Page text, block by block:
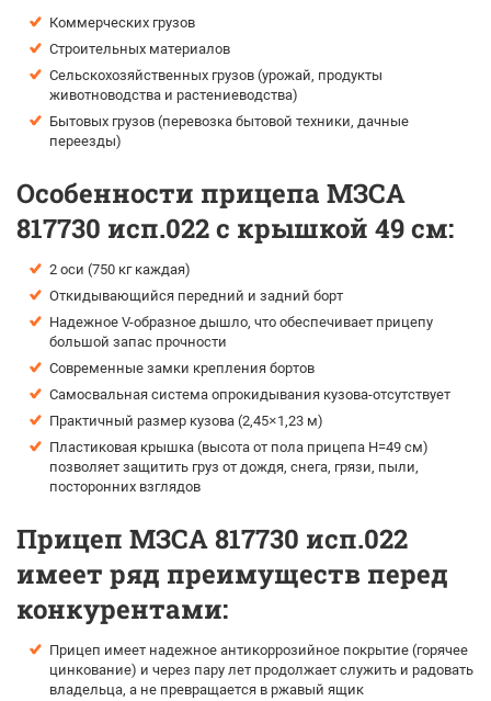
Коммерческих грузов
Строительных материалов
Сельскохозяйственных грузов (урожай, продукты
животноводства и растениеводства)
Бытовых грузов (перевозка бытовой техники, дачные
переезды)
Особенности прицепа МЗСА
817730 исп.022 с крышкой 49 см:
2 оси (750 кг каждая)
Откидывающийся передний и задний борт
Надежное V-образное дышло, что обеспечивает прицепу
большой запас прочности
Современные замки крепления бортов
Самосвальная система опрокидывания кузова-отсутствует
Практичный размер кузова (2,45×1,23 м)
Пластиковая крышка (высота от пола прицепа H=49 см)
позволяет защитить груз от дождя, снега, грязи, пыли,
посторонних взглядов
Прицеп МЗСА 817730 исп.022
имеет ряд преимуществ перед
конкурентами:
Прицеп имеет надежное антикоррозийное покрытие (горячее
цинкование) и через пару лет продолжает служить и радовать
владельца, а не превращается в ржавый ящик